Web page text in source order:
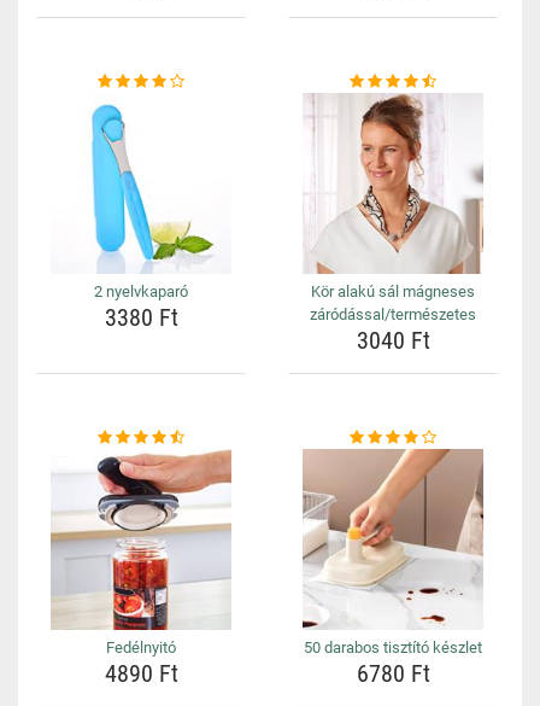
2 nyelvkaparó
3380 Ft
Kör alakú sál mágneses
záródással/természetes
3040 Ft
Fedélnyitó
4890 Ft
50 darabos tisztító készlet
6780 Ft